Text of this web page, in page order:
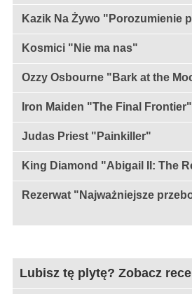
Kazik Na Żywo "Porozumienie
Kosmici "Nie ma nas"
Ozzy Osbourne "Bark at the
Iron Maiden "The Final Frontier"
Judas Priest "Painkiller"
King Diamond "Abigail II: The
Rezerwat "Najważniejsze
Lubisz tę plytę? Zobacz